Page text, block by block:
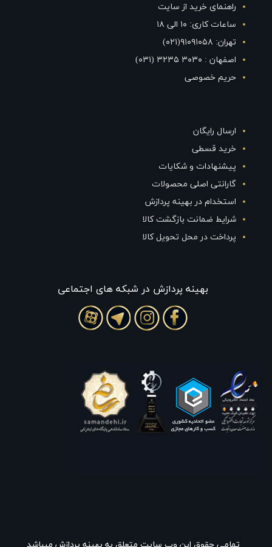
راهنمای خرید از سایت
ساعات کاری: ۱۰ الی ۱۸
تهران: ۹۱۰۹۱۰۵۸(۰۲۱)
اصفهان : ۳۰۳۰ ۳۲۳۵ (۰۳۱)
حریم خصوصی
ارسال رایگان
خرید قسطی
پیشنهادات و شکایات
گارانتی اصلی محصولات
استخدام در بهینه پردازش
شرایط ضمانت بازگشت کالا
پرداخت در محل تحویل کالا
بهينه پردازش در شبکه های اجتماعی